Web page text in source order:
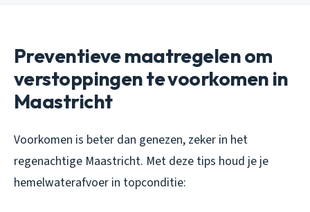
Preventieve maatregelen om
verstoppingen te voorkomen in
Maastricht
Voorkomen is beter dan genezen, zeker in het
regenachtige Maastricht. Met deze tips houd je je
hemelwaterafvoer in topconditie: